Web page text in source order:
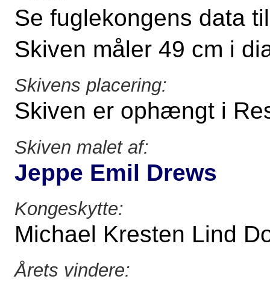
Se fuglekongens data
Skiven måler 49 cm i
Skivens placering:
Skiven er ophængt i
Skiven malet af:
Jeppe Emil Drews
Kongeskytte:
Michael Kresten Lind
Årets vindere: